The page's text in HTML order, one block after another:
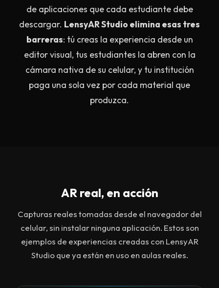
de aplicaciones que cada estudiante debe
descargar. LensyAR Studio elimina esas tres
barreras: tú creas la experiencia desde un
editor visual, tus estudiantes la abren con la
cámara nativa de su celular, y tu institución
paga una sola vez por cada material que
produzca.
AR real, en acción
Capturas reales tomadas desde el navegador del
celular, sin instalar ninguna aplicación. Estos son
ejemplos de experiencias creadas con LensyAR
Studio que ya están en uso en aulas reales.